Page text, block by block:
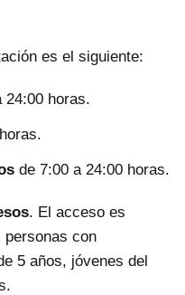
es el siguiente:
24:00 horas.
de 7:00 a 24:00 horas.
. El acceso es
personas con
5 años, jóvenes del